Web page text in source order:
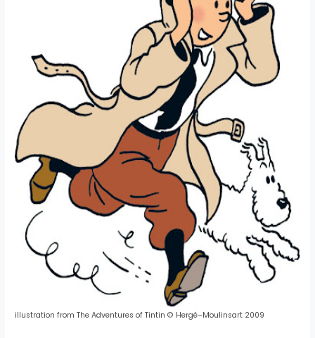
illustration from The Adventures of Tintin © Hergé–Moulinsart 2009